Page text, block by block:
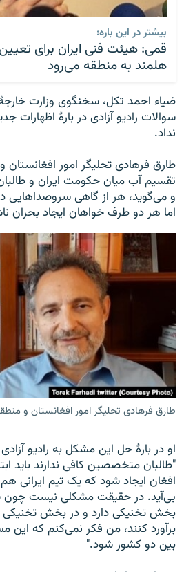
بیشتر در این باره:
قمی: هیئت فنی ایران برای
هلمند به منطقه می‌رود
ضیاء احمد تکل، سخنگوی وزارت
سوالات رادیو آزادی در بارۀ اظهارات
نداد.
طارق فرهادی تحلیگر امور
تقسیم آب میان حکومت ایران و
و می‌گوید، هر از گاهی سروصداهایی
اما هر دو طرف خواهان ایجاد بحران
طارق فرهادی تحلیگر امور افغانستان و
او در بارۀ حل این مشکل به رادیو
"طالبان متخصصین کافی ندارند باید
افغان ایجاد شود که یک تیم ایرانی
بی‌آید. در حقیقت مشکلی نیست چون
بخش تخنیکی دارد و در بخش تخنیکی
برآورد کنند، من فکر نمی‌کنم که
بین دو کشور شود."